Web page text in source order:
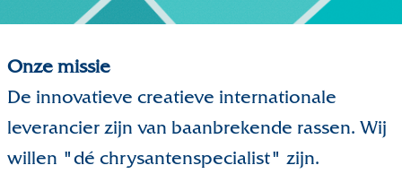
Onze missie
De innovatieve creatieve internationale
leverancier zijn van baanbrekende rassen. Wij
willen "dé chrysantenspecialist" zijn.